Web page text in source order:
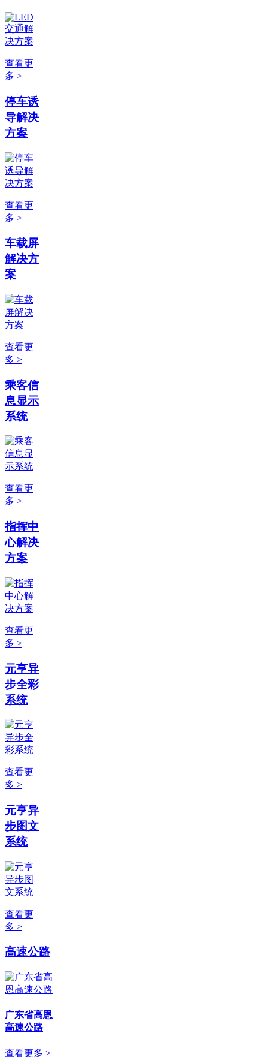
查看更
多 >
停车诱
导解决
方案
查看更
多 >
车载屏
解决方
案
查看更
多 >
乘客信
息显示
系统
查看更
多 >
指挥中
心解决
方案
查看更
多 >
元亨异
步全彩
系统
查看更
多 >
元亨异
步图文
系统
查看更
多 >
高速公路
广东省高恩
高速公路
查看更多 >